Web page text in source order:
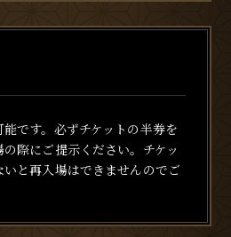
です。必ずチケットの半券を
際にご提示ください。チケッ
いと再入場はできませんのでご